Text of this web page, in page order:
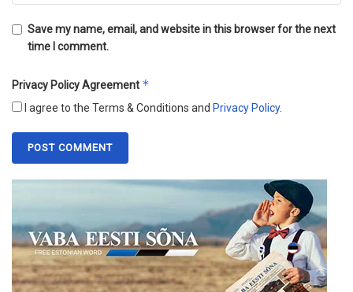
Save my name, email, and website in this browser for the next
time I comment.
Privacy Policy Agreement *
I agree to the Terms & Conditions and Privacy Policy.